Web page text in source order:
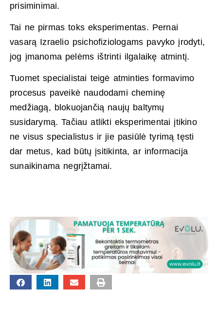
prisiminimai.
Tai ne pirmas toks eksperimentas. Pernai
vasarą Izraelio psichofiziologams pavyko įrodyti,
jog įmanoma pelėms ištrinti ilgalaikę atmintį.
Tuomet specialistai teigė atminties formavimo
procesus paveikė naudodami cheminę
medžiagą, blokuojančią naujų baltymų
susidarymą. Tačiau atlikti eksperimentai įtikino
ne visus specialistus ir jie pasiūlė tyrimą tęsti
dar metus, kad būtų įsitikinta, ar informacija
sunaikinama negrįžtamai.